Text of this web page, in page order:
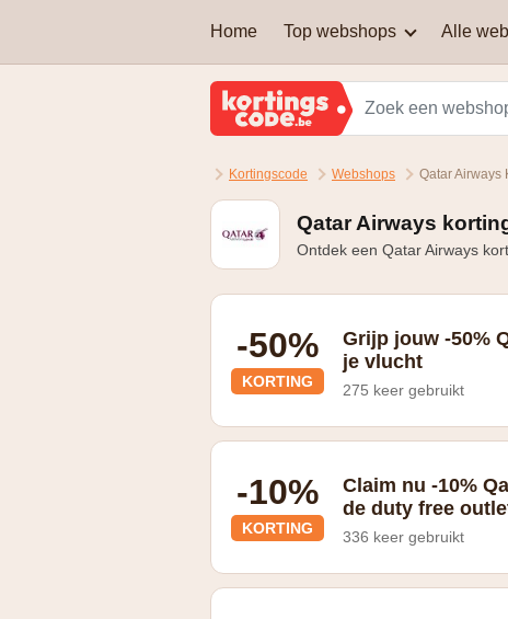
Home Top webshops
AEG
Martin's Hotels
Samsung
Alle
Welke soort kortingscodes
zijn er?
Kan je een kortingscode
combineren om nog extra
korting te krijgen?
Kortingscode Webshops Qatar Airways
Qatar Airways
Ontdek een Qatar Airways
-50%
KORTING
Grijp jouw -50%
je vlucht
275 keer gebruikt
-10%
KORTING
Claim nu -10%
de duty free
336 keer gebruikt